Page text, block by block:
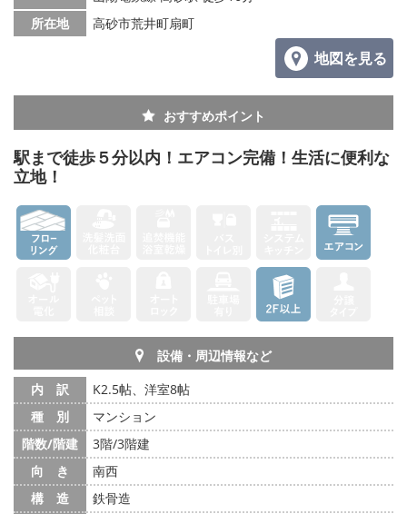
所在地
高砂市荒井町扇町
地図を見る
おすすめポイント
駅まで徒歩５分以内！エアコン完備！生活に便利な
立地！
設備・周辺情報など
内 訳
K2.5帖、洋室8帖
種 別
マンション
階数/階建
3階/3階建
向 き
南西
構 造
鉄骨造